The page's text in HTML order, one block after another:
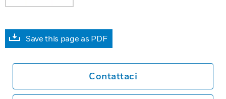
Save this page as PDF
Contattaci